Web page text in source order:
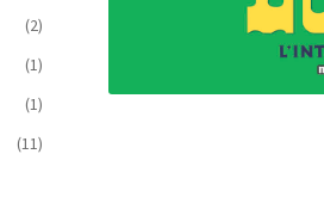
(2)
(1)
(1)
(11)